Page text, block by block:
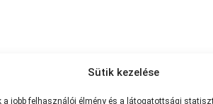
Sütik kezelése
a jobb felhasználói élmény és a látogatottsági